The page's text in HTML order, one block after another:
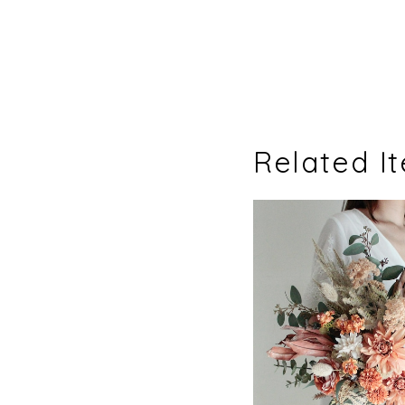
Related